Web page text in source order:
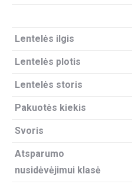
Lentelės ilgis
Lentelės plotis
Lentelės storis
Pakuotės kiekis
Svoris
Atsparumo
nusidėvėjimui klasė